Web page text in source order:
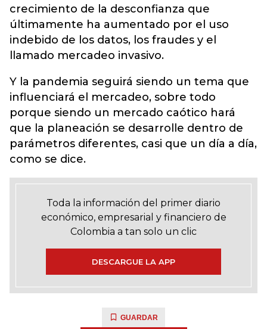
crecimiento de la desconfianza que
últimamente ha aumentado por el uso
indebido de los datos, los fraudes y el
llamado mercadeo invasivo.
Y la pandemia seguirá siendo un tema que
influenciará el mercadeo, sobre todo
porque siendo un mercado caótico hará
que la planeación se desarrolle dentro de
parámetros diferentes, casi que un día a día,
como se dice.
Toda la información del primer diario
económico, empresarial y financiero de
Colombia a tan solo un clic
DESCARGUE LA APP
GUARDAR